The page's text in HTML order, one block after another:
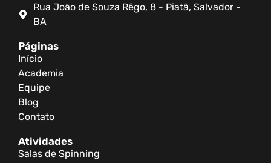
Rua João de Souza Rêgo, 8 - Piatã, Salvador -
BA
Páginas
Início
Academia
Equipe
Blog
Contato
Atividades
Salas de Spinning